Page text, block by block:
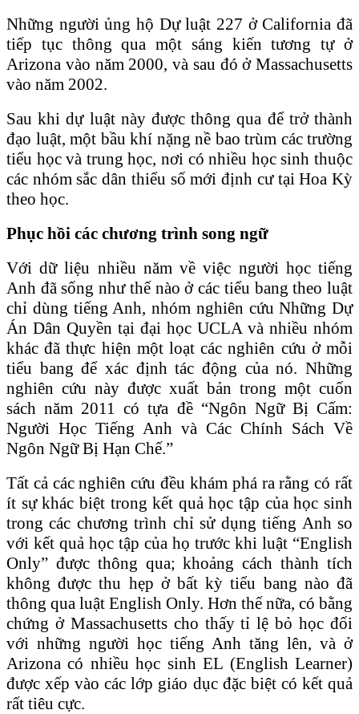
Những người ủng hộ Dự luật 227 ở California đã
tiếp tục thông qua một sáng kiến tương tự ở
Arizona vào năm 2000, và sau đó ở Massachusetts
vào năm 2002.
Sau khi dự luật này được thông qua để trở thành
đạo luật, một bầu khí nặng nề bao trùm các trường
tiểu học và trung học, nơi có nhiều học sinh thuộc
các nhóm sắc dân thiểu số mới định cư tại Hoa Kỳ
theo học.
Phục hồi các chương trình song ngữ
Với dữ liệu nhiều năm về việc người học tiếng
Anh đã sống như thế nào ở các tiểu bang theo luật
chỉ dùng tiếng Anh, nhóm nghiên cứu Những Dự
Án Dân Quyền tại đại học UCLA và nhiều nhóm
khác đã thực hiện một loạt các nghiên cứu ở mỗi
tiểu bang để xác định tác động của nó. Những
nghiên cứu này được xuất bản trong một cuốn
sách năm 2011 có tựa đề “Ngôn Ngữ Bị Cấm:
Người Học Tiếng Anh và Các Chính Sách Về
Ngôn Ngữ Bị Hạn Chế.”
Tất cả các nghiên cứu đều khám phá ra rằng có rất
ít sự khác biệt trong kết quả học tập của học sinh
trong các chương trình chỉ sử dụng tiếng Anh so
với kết quả học tập của họ trước khi luật “English
Only” được thông qua; khoảng cách thành tích
không được thu hẹp ở bất kỳ tiểu bang nào đã
thông qua luật English Only. Hơn thế nữa, có bằng
chứng ở Massachusetts cho thấy tỉ lệ bỏ học đối
với những người học tiếng Anh tăng lên, và ở
Arizona có nhiều học sinh EL (English Learner)
được xếp vào các lớp giáo dục đặc biệt có kết quả
rất tiêu cực.